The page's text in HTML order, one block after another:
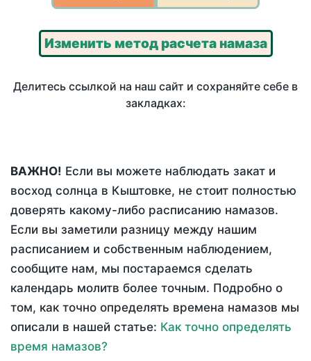
Изменить метод расчета намаза
Делитесь ссылкой на наш сайт и сохраняйте себе в
закладках:
ВАЖНО! Если вы можете наблюдать закат и
восход солнца в Кыштовке, не стоит полностью
доверять какому-либо расписанию намазов.
Если вы заметили разницу между нашим
расписанием и собственным наблюдением,
сообщите нам, мы постараемся сделать
календарь молитв более точным. Подробно о
том, как точно определять времена намазов мы
описали в нашей статье: Как точно определять
время намазов?